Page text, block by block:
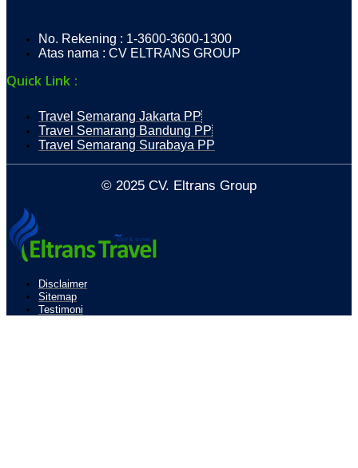
No. Rekening : 1-3600-3600-1300
Atas nama : CV ELTRANS GROUP
Quick Link :
Travel Semarang Jakarta PP
Travel Semarang Bandung PP
Travel Semarang Surabaya PP
© 2025 CV. Eltrans Group
Disclaimer
Sitemap
Testimoni